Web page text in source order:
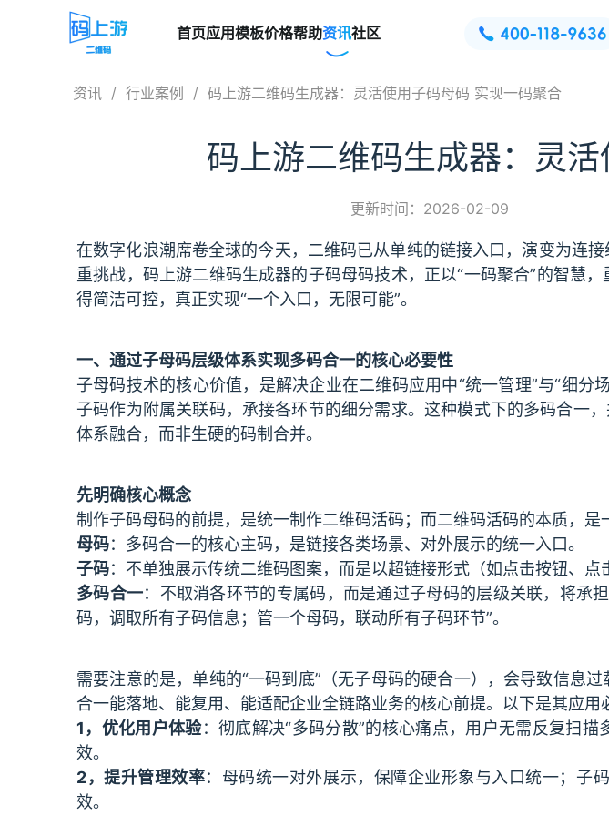
首页应用模板价格帮助资讯社区
资讯 / 行业案例 / 码上游二维码生成器：灵活使用子码母码 实现一码聚合
码上游二维码生成器：灵
更新时间：2026-02-09
在数字化浪潮席卷全球的今天，二维码已从单纯的链接入口，演变为连
重挑战，码上游二维码生成器的子码母码技术，正以“一码聚合”的智
得简洁可控，真正实现“一个入口，无限可能”。
一、通过子母码层级体系实现多码合一的核心必要性
子母码技术的核心价值，是解决企业在二维码应用中“统一管理”与“细分
子码作为附属关联码，承接各环节的细分需求。这种模式下的多码合一
体系融合，而非生硬的码制合并。
先明确核心概念
制作子码母码的前提，是统一制作二维码活码；而二维码活码的本质，是
母码：多码合一的核心主码，是链接各类场景、对外展示的统一入口。
子码：不单独展示传统二维码图案，而是以超链接形式（如点击按钮、
多码合一：不取消各环节的专属码，而是通过子母码的层级关联，将承
码，调取所有子码信息；管一个母码，联动所有子码环节”。
需要注意的是，单纯的“一码到底”（无子母码的硬合一），会导致信息
合一能落地、能复用、能适配企业全链路业务的核心前提。以下是其应用
1，优化用户体验：彻底解决“多码分散”的核心痛点，用户无需反复扫
效。
2，提升管理效率：母码统一对外展示，保障企业形象与入口统一；子
效。